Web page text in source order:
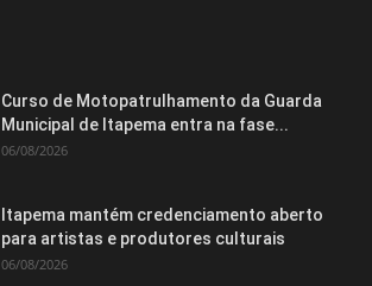
Curso de Motopatrulhamento da Guarda
Municipal de Itapema entra na fase...
06/08/2026
Itapema mantém credenciamento aberto
para artistas e produtores culturais
06/08/2026